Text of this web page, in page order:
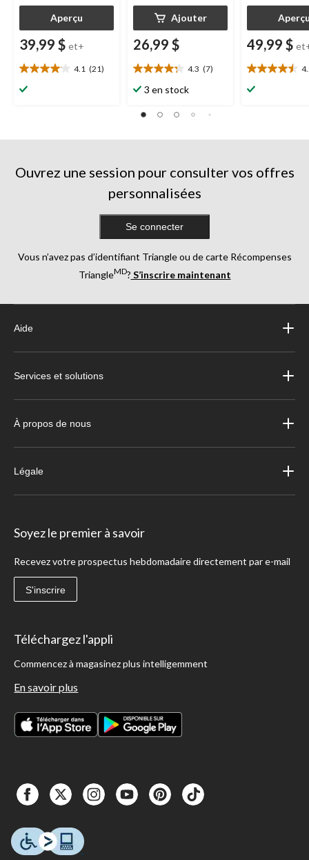
Aperçu
39,99 $ et+
4.1 (21)
4.1
étoile(s)
évaluations
Ajouter
26,99 $
4.3 (7)
4.3
étoile(s)
5.
évaluations
3 en stock
49,99 $
4.5
étoile(s)
évaluations
Ouvrez une session pour consulter vos offres
personnalisées
Se connecter
Vous n’avez pas d’identifiant Triangle ou de carte Récompenses
TriangleMD? S’inscrire maintenant
Aide
Services et solutions
À propos de nous
Légale
Soyez le premier à savoir
Recevez votre prospectus hebdomadaire directement par e-mail
S'inscrire
Téléchargez l'appli
Commencez à magasinez plus intelligemment
En savoir plus